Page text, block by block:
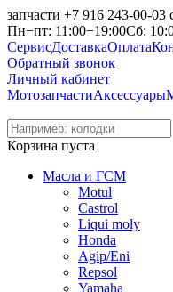
запчасти +7 916 243-00-03
Пн−пт: 11:00−19:00Сб:
СервисДоставкаОплата
Обратный звонок
Личный кабинет
МотозапчастиАксессуары
Корзина пуста
Масла и ГСМ
Motul
Castrol
Liqui moly
Honda
Agip/Eni
Repsol
Yamaha